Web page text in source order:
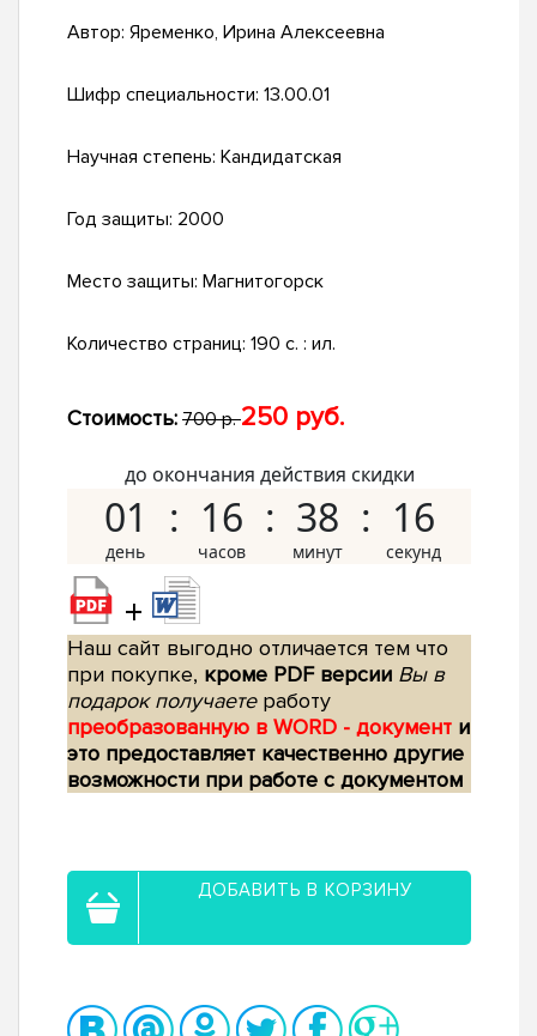
Автор: Яременко, Ирина Алексеевна
Шифр специальности: 13.00.01
Научная степень: Кандидатская
Год защиты: 2000
Место защиты: Магнитогорск
Количество страниц: 190 с. : ил.
Стоимость: 700 р.250 руб.
до окончания действия скидки
01 16 38 15
+
Наш сайт выгодно отличается тем что
при покупке, кроме PDF версии Вы в
подарок получаетеработу
преобразованную в WORD - документ и
это предоставляет качественно другие
возможности при работе с документом
ДОБАВИТЬ В КОРЗИНУ